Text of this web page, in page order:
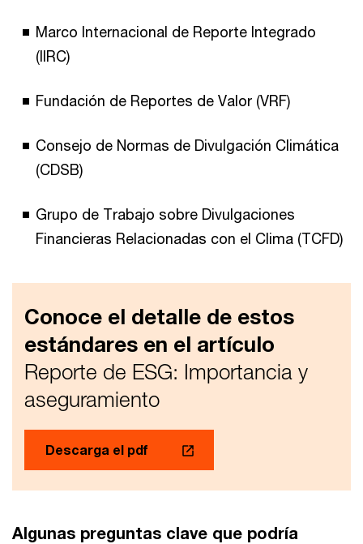
Marco Internacional de Reporte Integrado
(IIRC)
Fundación de Reportes de Valor (VRF)
Consejo de Normas de Divulgación Climática
(CDSB)
Grupo de Trabajo sobre Divulgaciones
Financieras Relacionadas con el Clima (TCFD)
Conoce el detalle de estos
estándares en el artículo
Reporte de ESG: Importancia y
aseguramiento
Descarga el pdf
Algunas preguntas clave que podría